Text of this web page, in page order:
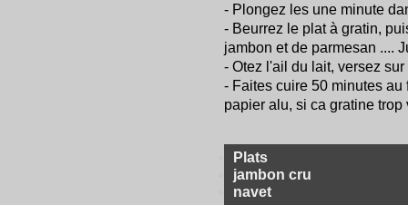
- Plongez les une minute
- Beurrez le plat à gratin,
jambon et de parmesan ....
- Otez l'ail du lait, versez
- Faites cuire 50 minutes au
papier alu, si ca gratine trop
Plats
jambon cru
navet